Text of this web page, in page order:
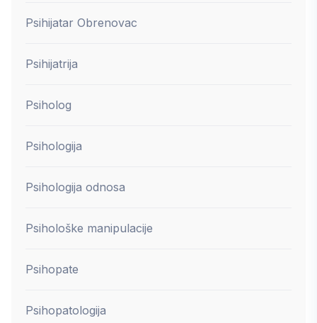
Psihijatar Obrenovac
Psihijatrija
Psiholog
Psihologija
Psihologija odnosa
Psihološke manipulacije
Psihopate
Psihopatologija